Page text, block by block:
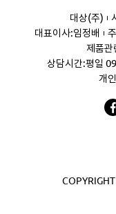
대상(주)
대표이사:임정배
제품관
상담시간:평일
개
COPYRIGHT